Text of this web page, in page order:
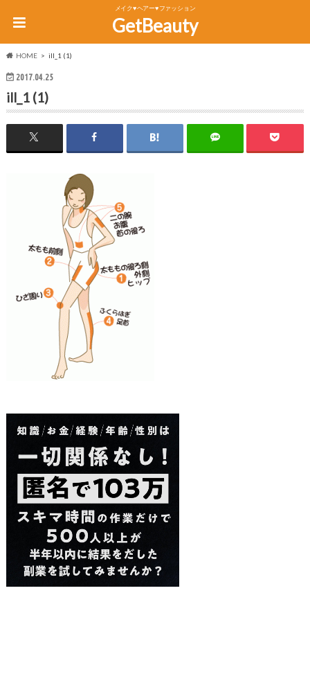
メイク♥ヘアー♥ファッション
GetBeauty
HOME ill_1 (1)
2017.04.25
ill_1 (1)